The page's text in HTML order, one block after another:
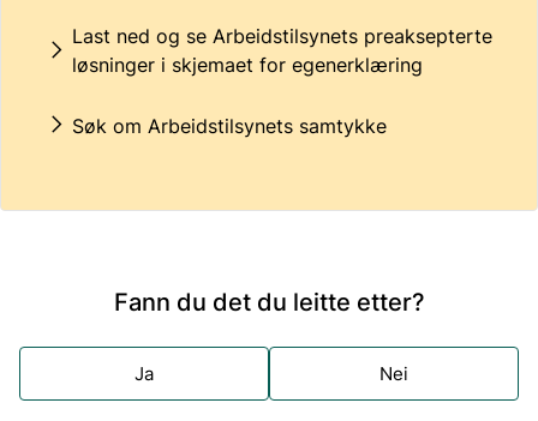
Last ned og se Arbeidstilsynets preaksepterte
løsninger i skjemaet for egenerklæring
Søk om Arbeidstilsynets samtykke
Fann du det du leitte etter?
Ja Nei